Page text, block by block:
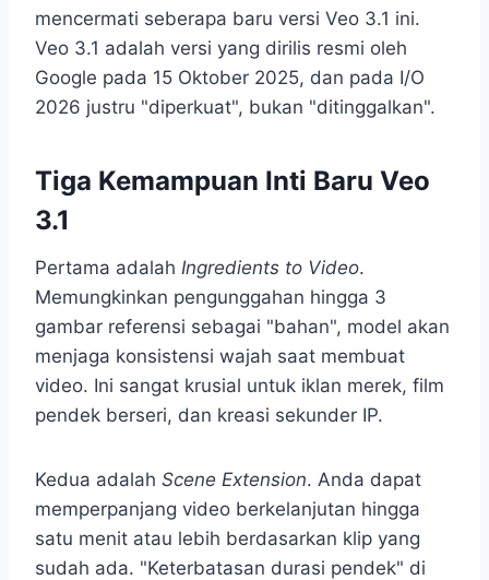
mencermati seberapa baru versi Veo 3.1 ini.
Veo 3.1 adalah versi yang dirilis resmi oleh
Google pada 15 Oktober 2025, dan pada I/O
2026 justru "diperkuat", bukan "ditinggalkan".
Tiga Kemampuan Inti Baru Veo
3.1
Pertama adalah Ingredients to Video.
Memungkinkan pengunggahan hingga 3
gambar referensi sebagai "bahan", model akan
menjaga konsistensi wajah saat membuat
video. Ini sangat krusial untuk iklan merek, film
pendek berseri, dan kreasi sekunder IP.
Kedua adalah Scene Extension. Anda dapat
memperpanjang video berkelanjutan hingga
satu menit atau lebih berdasarkan klip yang
sudah ada. "Keterbatasan durasi pendek" di